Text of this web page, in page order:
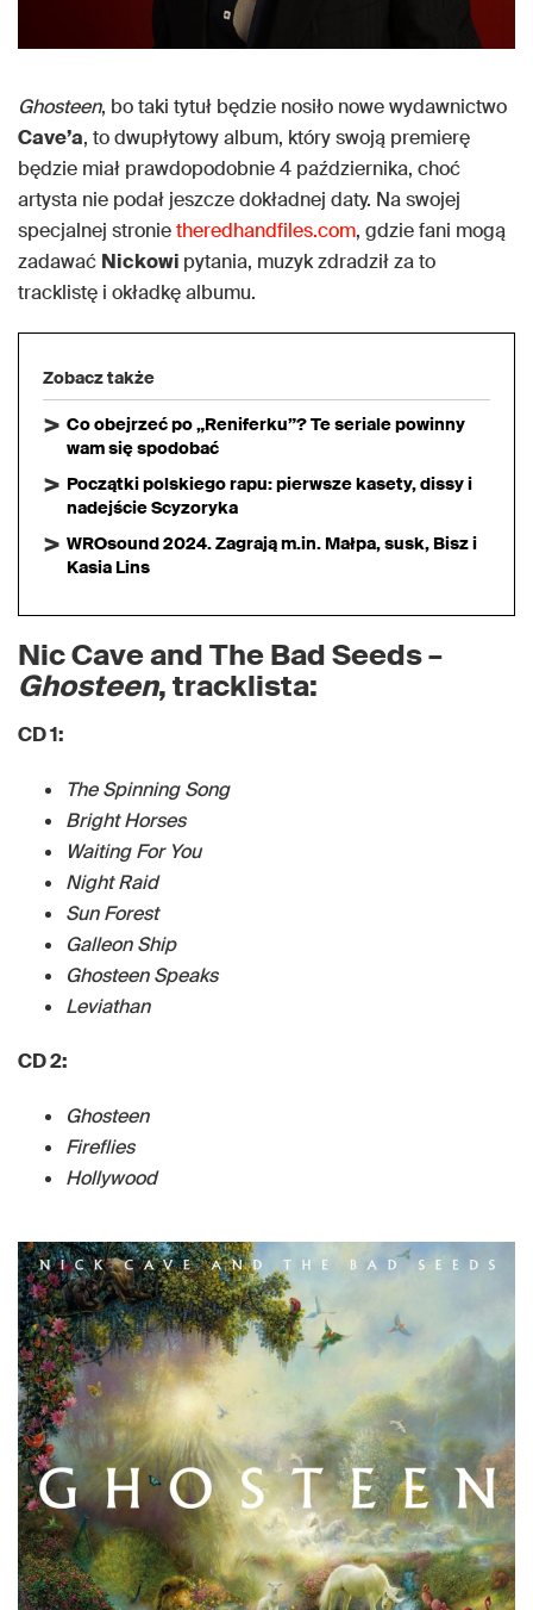
Ghosteen, bo taki tytuł będzie nosiło nowe wydawnictwo
Cave’a, to dwupłytowy album, który swoją premierę
będzie miał prawdopodobnie 4 października, choć
artysta nie podał jeszcze dokładnej daty. Na swojej
specjalnej stronietheredhandfiles.com, gdzie fani mogą
zadawać Nickowi pytania, muzyk zdradził za to
tracklistę i okładkę albumu.
Zobacz także
Co obejrzeć po „Reniferku”? Te seriale powinny
wam się spodobać
Początki polskiego rapu: pierwsze kasety, dissy i
nadejście Scyzoryka
WROsound 2024. Zagrają m.in. Małpa, susk, Bisz i
Kasia Lins
Nic Cave and The Bad Seeds –
Ghosteen, tracklista:
CD 1:
The Spinning Song
Bright Horses
Waiting For You
Night Raid
Sun Forest
Galleon Ship
Ghosteen Speaks
Leviathan
CD 2:
Ghosteen
Fireflies
Hollywood